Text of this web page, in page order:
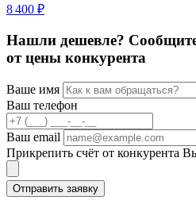
8 400 ₽
Нашли дешевле?
от цены конкурента
Ваше имя
Ваш телефон
Ваш email
Прикрепить счёт от конкурента
Отправить заявку